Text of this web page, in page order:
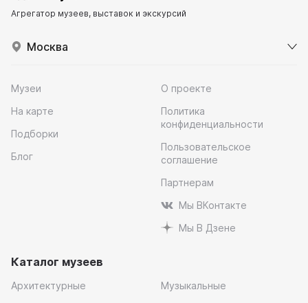
Агрегатор музеев, выставок и экскурсий
Москва
Музеи
На карте
Подборки
Блог
О проекте
Политика
конфиденциальности
Пользовательское
соглашение
Партнерам
Мы ВКонтакте
Мы В Дзене
Каталог музеев
Архитектурные
Музыкальные